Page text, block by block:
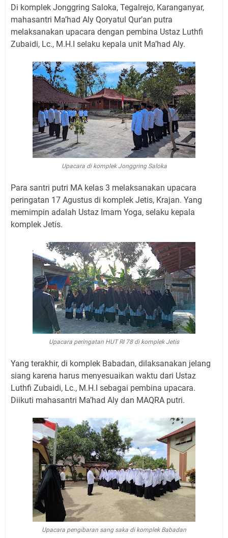
Di komplek Jonggring Saloka, Tegalrejo, Karanganyar,
mahasantri Ma’had Aly Qoryatul Qur’an putra
melaksanakan upacara dengan pembina Ustaz Luthfi
Zubaidi, Lc., M.H.I selaku kepala unit Ma’had Aly.
Upacara di komplek Jonggring Saloka
Para santri putri MA kelas 3 melaksanakan upacara
peringatan 17 Agustus di komplek Jetis, Krajan. Yang
memimpin adalah Ustaz Imam Yoga, selaku kepala
komplek Jetis.
Upacara peringatan HUT RI 78 di komplek Jetis
Yang terakhir, di komplek Babadan, dilaksanakan jelang
siang karena harus menyesuaikan waktu dari Ustaz
Luthfi Zubaidi, Lc., M.H.I sebagai pembina upacara.
Diikuti mahasantri Ma’had Aly dan MAQRA putri.
Upacara pengibaran sang saka di komplek Babadan